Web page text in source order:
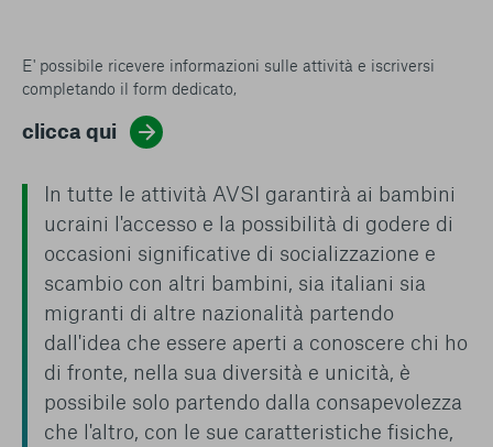
E' possibile ricevere informazioni sulle attività e iscriversi
completando il form dedicato,
clicca qui
In tutte le attività AVSI garantirà ai bambini
ucraini l'accesso e la possibilità di godere di
occasioni significative di socializzazione e
scambio con altri bambini, sia italiani sia
migranti di altre nazionalità partendo
dall'idea che essere aperti a conoscere chi ho
di fronte, nella sua diversità e unicità, è
possibile solo partendo dalla consapevolezza
che l'altro, con le sue caratteristiche fisiche,